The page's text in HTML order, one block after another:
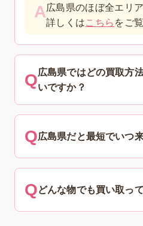
広島県のほぼ全エリ
詳しくはこちら をご
広島県ではどの買取方
いですか？
広島県だと最短でいつ
どんな物でも買い取っ